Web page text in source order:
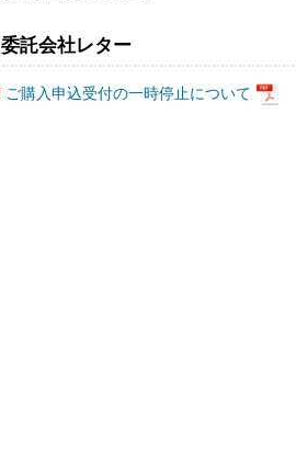
委託会社レター
ご購入申込受付の一時停止について